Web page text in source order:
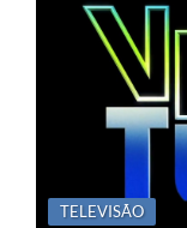
TELEVISÃO